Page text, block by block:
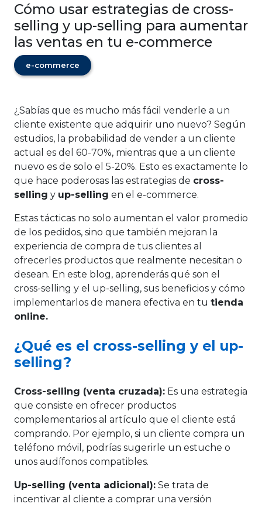
Cómo usar estrategias de cross-
selling y up-selling para aumentar
las ventas en tu e-commerce
e-commerce
¿Sabías que es mucho más fácil venderle a un
cliente existente que adquirir uno nuevo? Según
estudios, la probabilidad de vender a un cliente
actual es del 60-70%, mientras que a un cliente
nuevo es de solo el 5-20%. Esto es exactamente lo
que hace poderosas las estrategias de cross-
selling y up-selling en el e-commerce.
Estas tácticas no solo aumentan el valor promedio
de los pedidos, sino que también mejoran la
experiencia de compra de tus clientes al
ofrecerles productos que realmente necesitan o
desean. En este blog, aprenderás qué son el
cross-selling y el up-selling, sus beneficios y cómo
implementarlos de manera efectiva en tu tienda
online.
¿Qué es el cross-selling y el up-
selling?
Cross-selling (venta cruzada): Es una estrategia
que consiste en ofrecer productos
complementarios al artículo que el cliente está
comprando. Por ejemplo, si un cliente compra un
teléfono móvil, podrías sugerirle un estuche o
unos audífonos compatibles.
Up-selling (venta adicional): Se trata de
incentivar al cliente a comprar una versión